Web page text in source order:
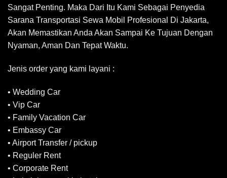
Sangat Penting. Maka Dari Itu Kami Sebagai Penyedia
Sarana Transportasi Sewa Mobil Profesional Di Jakarta,
Akan Memastikan Anda Akan Sampai Ke Tujuan Dengan
Nyaman, Aman Dan Tepat Waktu.
Jenis order yang kami layani :
• Wedding Car
• Vip Car
• Family Vacation Car
• Embassy Car
• Airport Transfer / pickup
• Reguler Rent
• Corporate Rent